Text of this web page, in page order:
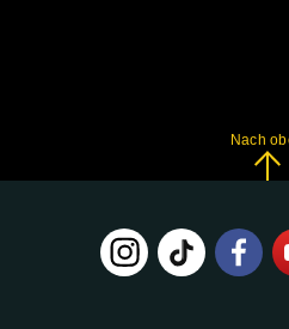
Nach